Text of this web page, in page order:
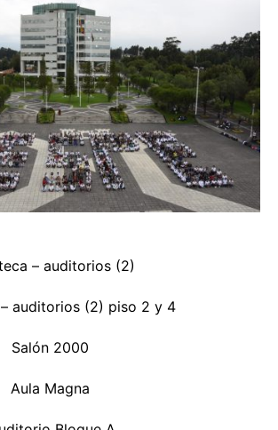
– auditorios (2)
auditorios (2) piso 2 y 4
Salón 2000
Aula Magna